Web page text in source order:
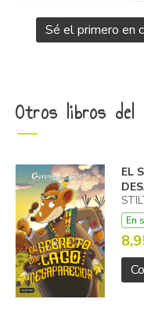
Sé el primero en
Otros libros
EL
En